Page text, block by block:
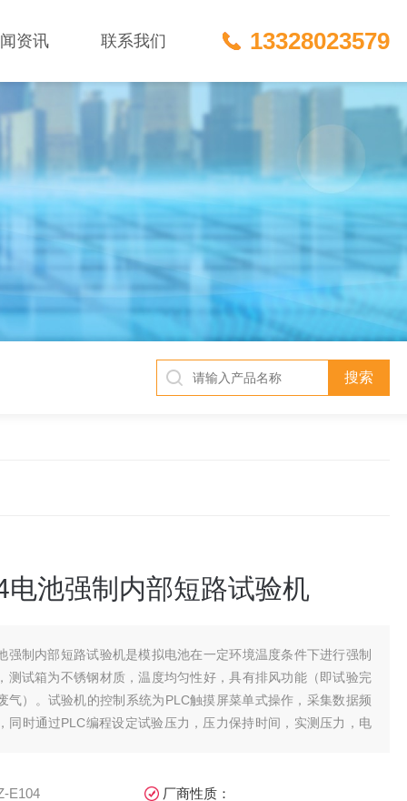
资讯 联系我们 13328023579
电池强制内部短路试验机
强制内部短路试验机是模拟电池在一定环境温度条件下进行强制
测试箱为不锈钢材质，温度均匀性好，具有排风功能（即试验完
气）。试验机的控制系统为PLC触摸屏菜单式操作，采集数据频
同时通过PLC编程设定试验压力，压力保持时间，实测压力，电
E104 厂商性质：